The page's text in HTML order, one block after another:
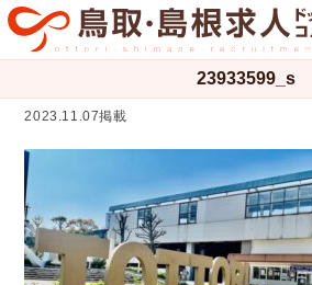
23933599_s
2023.11.07掲載